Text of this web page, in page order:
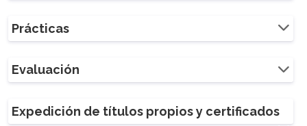
Prácticas
Evaluación
Expedición de títulos propios y certificados